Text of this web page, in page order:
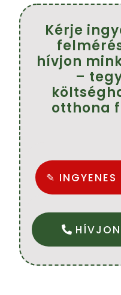
Kérje
hívjon
–
otthona
✎ INGYENES